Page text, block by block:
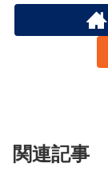
関連記事